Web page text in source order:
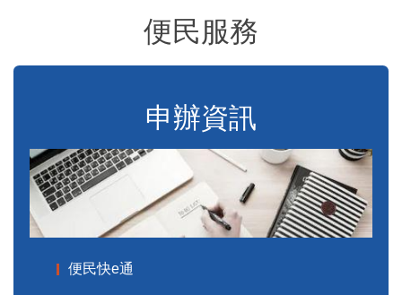
便民服務
申辦資訊
便民快e通